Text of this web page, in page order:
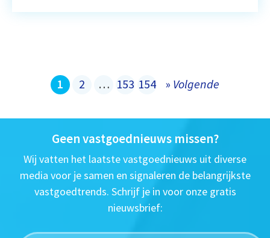
1 2 … 153 154 » Volgende
Geen vastgoednieuws missen?
Wij vatten het laatste vastgoednieuws uit diverse
media voor je samen en signaleren de belangrijkste
vastgoedtrends. Schrijf je in voor onze gratis
nieuwsbrief: